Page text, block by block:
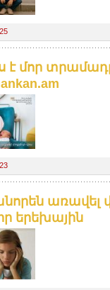
է մոր
առավել
երեխային